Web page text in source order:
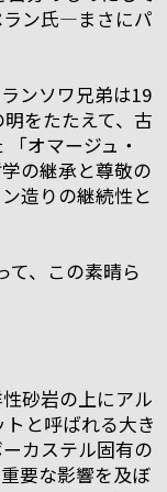
ン氏―まさにパ
ンソワ兄弟は19
をたたえて、古
オマージュ・
の継承と尊敬の
造りの継続性と
て、この素晴ら
砂岩の上にアル
と呼ばれる大き
カステル固有の
要な影響を及ぼ